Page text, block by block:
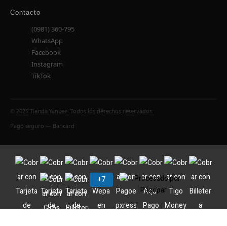
Contacto
(0981) 360-795
WhatsApp
Facebook
Instagram
TikTok
© 2025 Tienda Yankee. Todos los derechos reservados.
Pago seguro — Bancard